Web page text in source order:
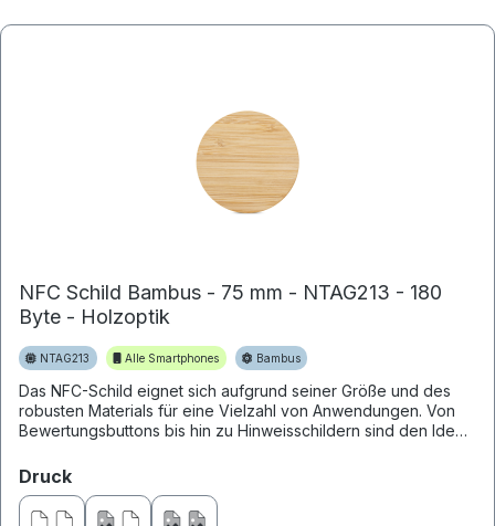
NFC Schild Bambus - 75 mm - NTAG213 - 180
Byte - Holzoptik
NTAG213 Alle Smartphones Bambus
Das NFC-Schild eignet sich aufgrund seiner Größe und des
robusten Materials für eine Vielzahl von Anwendungen. Von
Bewertungsbuttons bis hin zu Hinweisschildern sind den Ideen
Druckauswählen